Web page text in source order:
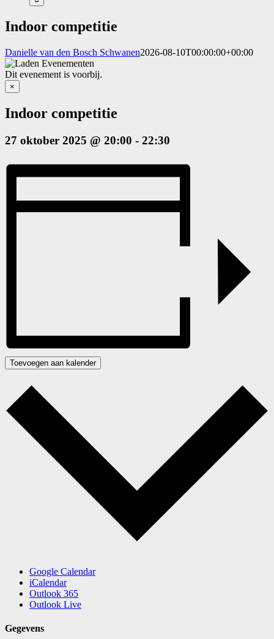
Indoor competitie
Danielle van den Bosch Schwanen2026-08-10T00:00:00+00:00
Dit evenement is voorbij.
×
Indoor competitie
27 oktober 2025 @ 20:00 - 22:30
Toevoegen aan kalender
Google Calendar
iCalendar
Outlook 365
Outlook Live
Gegevens